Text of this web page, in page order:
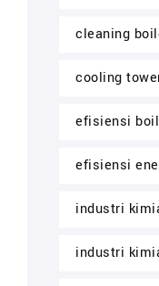
cleaning
cooling
efisiensi
efisiensi
industri
industri